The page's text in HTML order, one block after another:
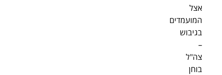
אצל
המועמדים
בגיבוש
–
צה"ל
בוחן